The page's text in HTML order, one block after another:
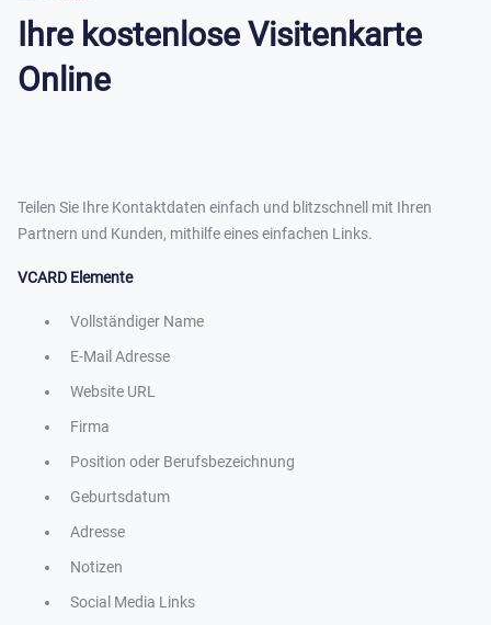
Ihre kostenlose Visitenkarte
Online
Teilen Sie Ihre Kontaktdaten einfach und blitzschnell mit Ihren
Partnern und Kunden, mithilfe eines einfachen Links.
VCARD Elemente
Vollständiger Name
E-Mail Adresse
Website URL
Firma
Position oder Berufsbezeichnung
Geburtsdatum
Adresse
Notizen
Social Media Links